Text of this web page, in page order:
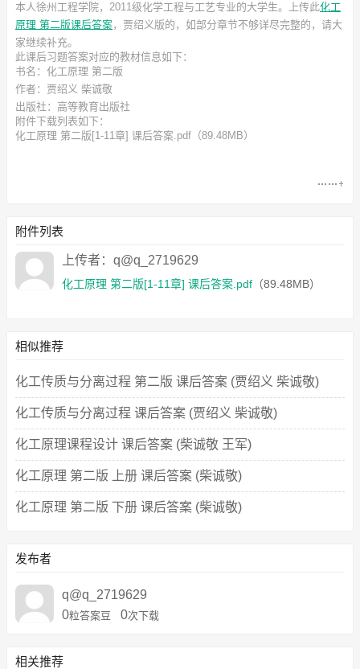
本人徐州工程学院，2011级化学工程与工艺专业的大学生。上传此化工
原理 第二版课后答案，贾绍义版的，如部分章节不够详尽完整的，请大
家继续补充。
此课后习题答案对应的教材信息如下：
书名：化工原理 第二版
作者：贾绍义 柴诚敬
出版社：高等教育出版社
附件下载列表如下：
化工原理 第二版[1-11章] 课后答案.pdf （89.48MB）
附件列表
上传者：q@q_2719629
化工原理 第二版[1-11章] 课后答案.pdf （89.48MB）
相似推荐
化工传质与分离过程 第二版 课后答案 (贾绍义 柴诚敬)
化工传质与分离过程 课后答案 (贾绍义 柴诚敬)
化工原理课程设计 课后答案 (柴诚敬 王军)
化工原理 第二版 上册 课后答案 (柴诚敬)
化工原理 第二版 下册 课后答案 (柴诚敬)
发布者
q@q_2719629
0粒答案豆 0次下载
相关推荐